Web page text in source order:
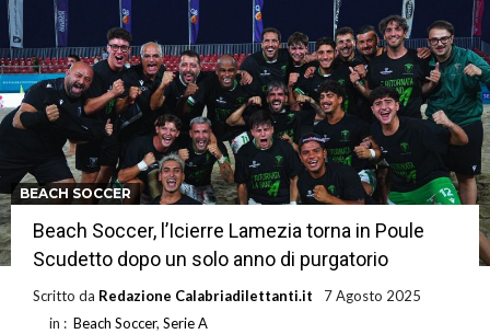
BEACH SOCCER
Beach Soccer, l’Icierre Lamezia torna in Poule
Scudetto dopo un solo anno di purgatorio
Scritto da Redazione Calabriadilettanti.it
7 Agosto 2025
in : Beach Soccer, Serie A